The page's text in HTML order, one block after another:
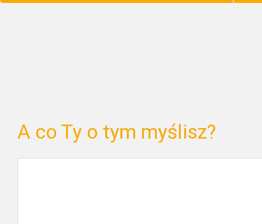
A co Ty o tym myślisz?